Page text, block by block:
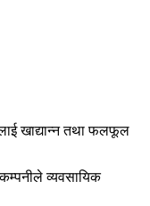
खाद्यान्न तथा फलफूल
व्यवसायिक